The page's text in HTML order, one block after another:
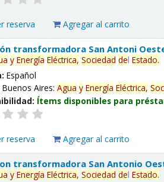
reserva Agregar al carrito
transformadora San Antoni
y Energía Eléctrica, Sociedad delEstado.
Español
Buenos Aires:Agua y Energía Eléctrica,
Ítems disponibles para
reserva Agregar al carrito
transformadora San Antonio
y Energía Eléctrica, Sociedad delEstado.